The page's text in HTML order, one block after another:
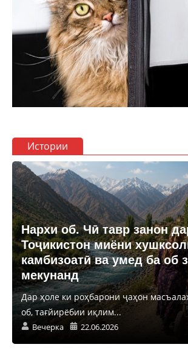
Истории
Нархи об. Чӣ тавр занон
Тоҷикистон миёни
камбизоатӣ ва умед ба об
мекунанд
Дар ҳоле ки роҳбарони ҷаҳон
об, тағйирёбии иқлим...
Вечерка 22.06.2026